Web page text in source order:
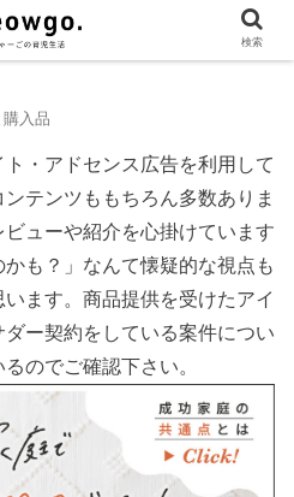
入品
・アドセンス広告を利用して
テンツももちろん多数ありま
ューや紹介を心掛けています
も？」なんて懐疑的な視点も
ます。商品提供を受けたアイ
ー契約をしている案件につい
のでご確認下さい。
検索